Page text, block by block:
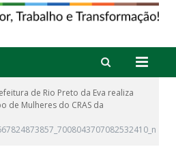
de Rio Preto da Eva realiza
de Mulheres do CRAS da